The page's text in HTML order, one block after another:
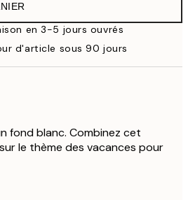
119 €
en 3-5 jours ouvrés
d'article sous 90 jours
fond blanc. Combinez cet
le thème des vacances pour